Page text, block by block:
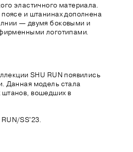
эластичного материала.
и штанинах дополнена
— двумя боковыми и
логотипами.
SHU RUN появились
Данная модель стала
вошедших в
SS'23.